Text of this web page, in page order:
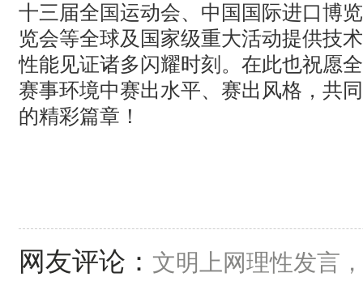
十三届全国运动会、中国国际进口博
览会等全球及国家级重大活动提供技
性能见证诸多闪耀时刻。在此也祝愿
赛事环境中赛出水平、赛出风格，共
的精彩篇章！
网友评论： 文明上网理性发言